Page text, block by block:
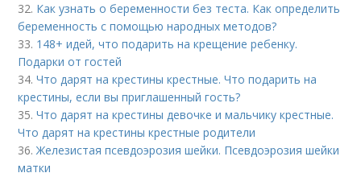
32. Как узнать о беременности без теста. Как определить
беременность с помощью народных методов?
33. 148+ идей, что подарить на крещение ребенку.
Подарки от гостей
34.Что дарят на крестины крестные. Что подарить на
крестины, если вы приглашенный гость?
35.Что дарят на крестины девочке и мальчику крестные.
Что дарят на крестины крестные родители
36.Железистая псевдоэрозия шейки. Псевдоэрозия шейки
матки